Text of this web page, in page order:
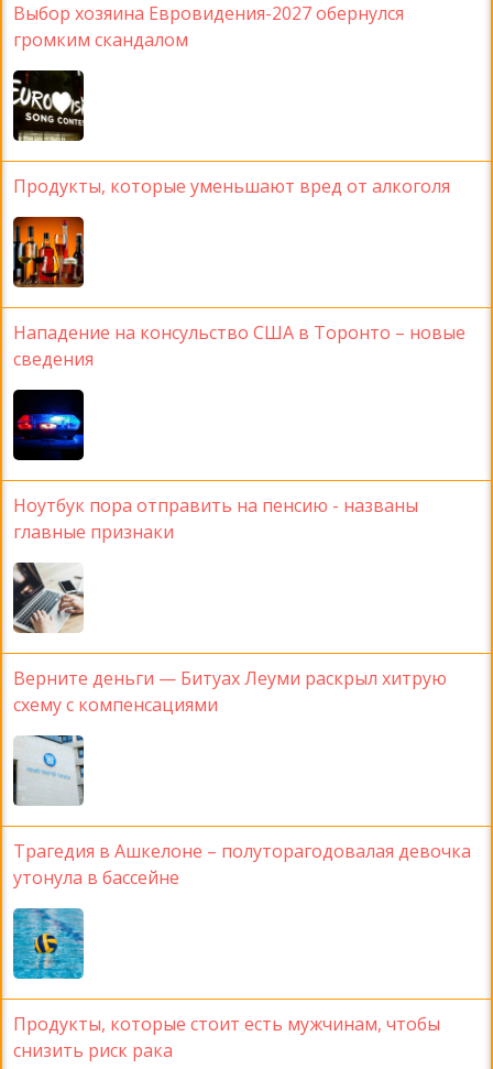
Выбор хозяина Евровидения-2027 обернулся
громким скандалом
Продукты, которые уменьшают вред от алкоголя
Нападение на консульство США в Торонто – новые
сведения
Ноутбук пора отправить на пенсию - названы
главные признаки
Верните деньги — Битуах Леуми раскрыл хитрую
схему с компенсациями
Трагедия в Ашкелоне – полуторагодовалая девочка
утонула в бассейне
Продукты, которые стоит есть мужчинам, чтобы
снизить риск рака